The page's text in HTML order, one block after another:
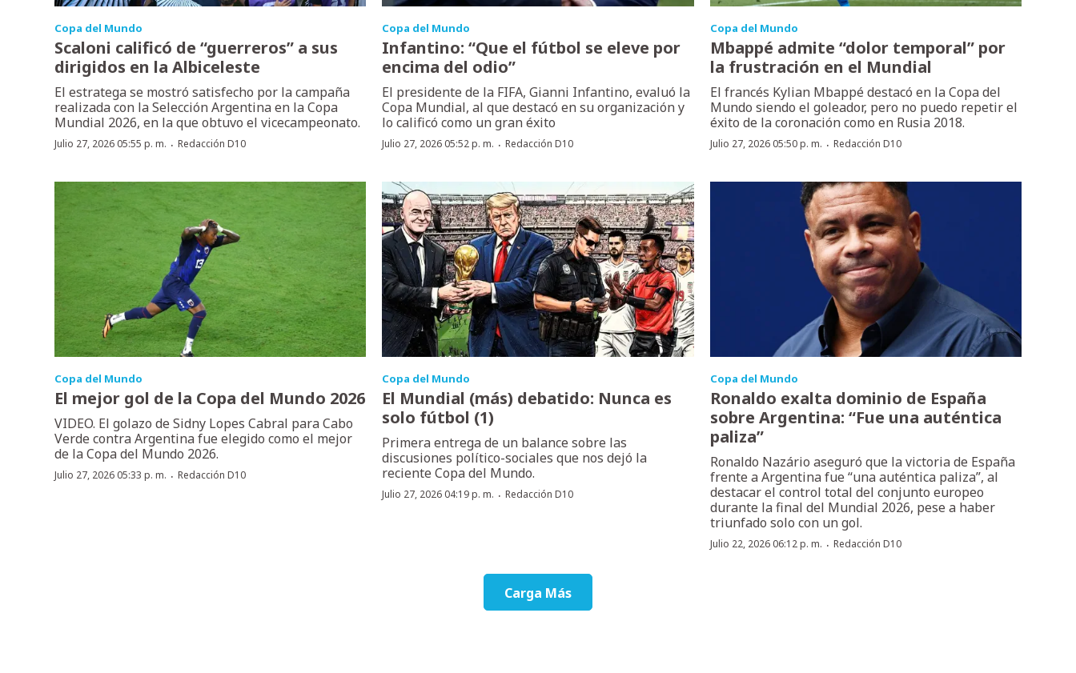
Copa del Mundo
Scaloni calificó de “guerreros” a sus
dirigidos en la Albiceleste
El estratega se mostró satisfecho por la campaña
realizada con la Selección Argentina en la Copa
Mundial 2026, en la que obtuvo el vicecampeonato.
Julio 27, 2026 05:55 p. m. · Redacción D10
Copa del Mundo
Infantino: “Que el fútbol se eleve por
encima del odio”
El presidente de la FIFA, Gianni Infantino, evaluó la
Copa Mundial, al que destacó en su organización y
lo calificó como un gran éxito
Julio 27, 2026 05:52 p. m. ·Redacción D10
Copa del Mundo
Mbappé admite “dolor temporal” por
la frustración en el Mundial
El francés Kylian Mbappé destacó en la Copa del
Mundo siendo el goleador, pero no puedo repetir el
éxito de la coronación como en Rusia 2018.
Julio 27, 2026 05:50 p. m. · Redacción D10
Copa del Mundo
El mejor gol de la Copa del Mundo 2026
VIDEO. El golazo de Sidny Lopes Cabral para Cabo
Verde contra Argentina fue elegido como el mejor
de la Copa del Mundo 2026.
Julio 27, 2026 05:33 p. m. · Redacción D10
Copa del Mundo
El Mundial (más) debatido: Nunca es
solo fútbol (1)
Primera entrega de un balance sobre las
discusiones político-sociales que nos dejó la
reciente Copa del Mundo.
Julio 27, 2026 04:19 p. m. ·Redacción D10
Copa del Mundo
Ronaldo exalta dominio de España
sobre Argentina: “Fue una auténtica
paliza”
Ronaldo Nazário aseguró que la victoria de España
frente a Argentina fue “una auténtica paliza”, al
destacar el control total del conjunto europeo
durante la final del Mundial 2026, pese a haber
triunfado solo con un gol.
Julio 22, 2026 06:12 p. m. · Redacción D10
Carga Más